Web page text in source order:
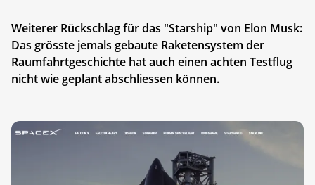
Weiterer Rückschlag für das "Starship" von Elon Musk:
Das grösste jemals gebaute Raketensystem der
Raumfahrtgeschichte hat auch einen achten Testflug
nicht wie geplant abschliessen können.